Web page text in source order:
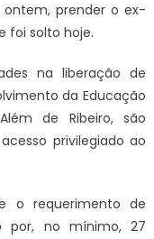
ontem, prender o ex-
foi solto hoje.
na liberação de
da Educação
de Ribeiro, são
privilegiado ao
o requerimento de
por, no mínimo, 27